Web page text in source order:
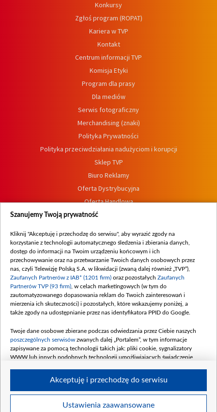
Konkursy
Zgłoś program (ROPAT)
Kariera w TVP
Kontakt
Centrum informacji TVP
Komisja Etyki
Program dla prasy
Dla mediów
Serwis fotograficzny
Merchandising (znaki)
Polityka Prywatności
Polityka przeciwdziałania nadużyciom i korupcji
Sklep TVP
Biuro Reklamy
Oferta Dystrybucyjna
Oferta Handlowa
Dostępność
Procedura zgłoszeń wewnętrznych
Szanujemy Twoją prywatność
Kliknij "Akceptuję i przechodzę do serwisu", aby wyrazić zgody na
korzystanie z technologii automatycznego śledzenia i zbierania danych,
dostęp do informacji na Twoim urządzeniu końcowym i ich
przechowywanie oraz na przetwarzanie Twoich danych osobowych przez
nas, czyli Telewizję Polską S.A. w likwidacji (zwaną dalej również „TVP”),
Zaufanych Partnerów z IAB* (1201 firm) oraz pozostałych Zaufanych
Partnerów TVP (93 firm) , w celach marketingowych (w tym do
zautomatyzowanego dopasowania reklam do Twoich zainteresowań i
mierzenia ich skuteczności) i pozostałych, które wskazujemy poniżej, a
także zgody na udostępnianie przez nas identyfikatora PPID do Google.
Twoje dane osobowe zbierane podczas odwiedzania przez Ciebie naszych
poszczególnych serwisów zwanych dalej „Portalem”, w tym informacje
zapisywane za pomocą technologii takich jak: pliki cookie, sygnalizatory
WWW lub innych podobnych technologii umożliwiających świadczenie
Twoje dane osobowe zbierane podczas odwiedzania przez Ciebie
Ustawienia zaawansowane
Akceptuję i przechodzę do serwisu